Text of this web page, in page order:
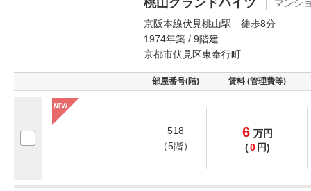
桃山グランドハイツ
マンシ
京阪本線伏見桃山駅 徒歩8分
1974年築 / 9階建
京都市伏見区東奉行町
部屋番号(階) 賃料 (管理費等)
518
（5階）
6 万円
(0 円)